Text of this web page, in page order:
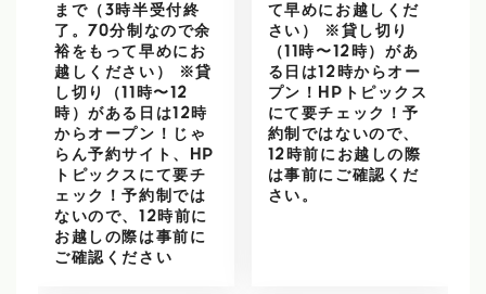
まで（3時半受付終
了。70分制なので余
裕をもって早めにお
越しください） ※貸
し切り（11時〜12
時）がある日は12時
からオープン！じゃ
らん予約サイト、HP
トピックスにて要チ
ェック！予約制では
ないので、12時前に
お越しの際は事前に
ご確認ください
て早めにお越しくだ
さい） ※貸し切り
（11時〜12時）があ
る日は12時からオー
プン！HPトピックス
にて要チェック！予
約制ではないので、
12時前にお越しの際
は事前にご確認くだ
さい。